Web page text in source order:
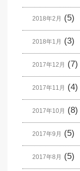
2018年2月 (5)
2018年1月 (3)
2017年12月 (7)
2017年11月 (4)
2017年10月 (8)
2017年9月 (5)
2017年8月 (5)